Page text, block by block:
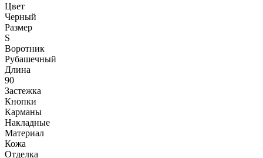
Цвет
Черный
Размер
S
Воротник
Рубашечный
Длина
90
Застежка
Кнопки
Карманы
Накладные
Материал
Кожа
Отделка